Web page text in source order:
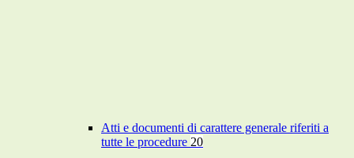
Atti e documenti di carattere generale riferiti a
tutte le procedure 20